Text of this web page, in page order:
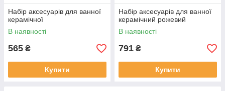
Набір аксесуарів для ванної
керамічної
В наявності
565 ₴
Купити
Набір аксесуарів для ванної
керамічний рожевий
В наявності
791 ₴
Купити